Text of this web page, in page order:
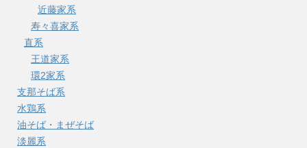
近藤家系
寿々喜家系
直系
王道家系
環2家系
支那そば系
水鶏系
油そば・まぜそば
淡麗系